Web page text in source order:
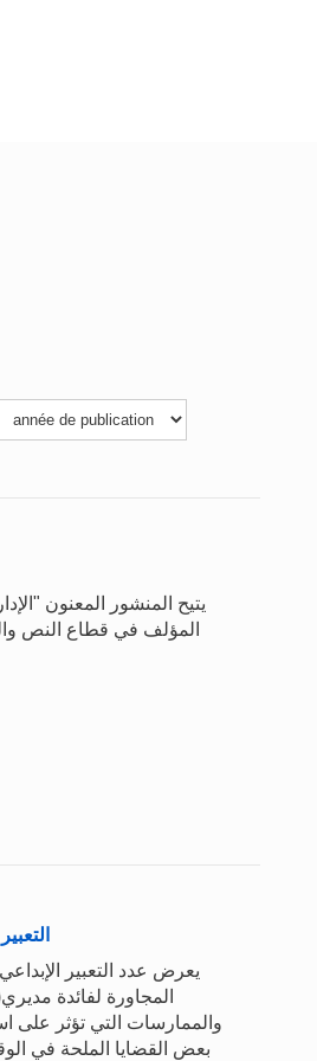
يتيح المنشور المعنون
المؤلف في قطاع النص
يعرض عدد التعبير
المجاورة لفائدة
والممارسات التي تؤثر على
بعض القضايا الملحة في